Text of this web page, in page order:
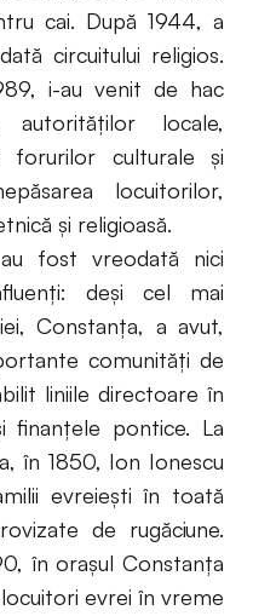
cai. După 1944, a
circuitului religios.
i-au venit de hac
locale,
forurilor culturale şi
locuitorilor,
şi religioasă.
fost vreodată nici
deşi cel mai
Constanţa, a avut,
comunităţi de
liniile directoare în
finanţele pontice. La
în 1850, Ion Ionescu
evreieşti în toată
de rugăciune.
în oraşul Constanţa
evrei în vreme